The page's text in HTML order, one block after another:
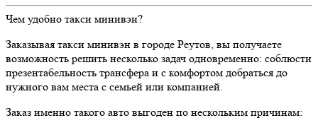
Чем удобно такси минивэн?
Заказывая такси минивэн в городе Реутов, вы получаете
возможность решить несколько задач одновременно: соблюсти
презентабельность трансфера и с комфортом добраться до
нужного вам места с семьей или компанией.
Заказ именно такого авто выгоден по нескольким причинам: